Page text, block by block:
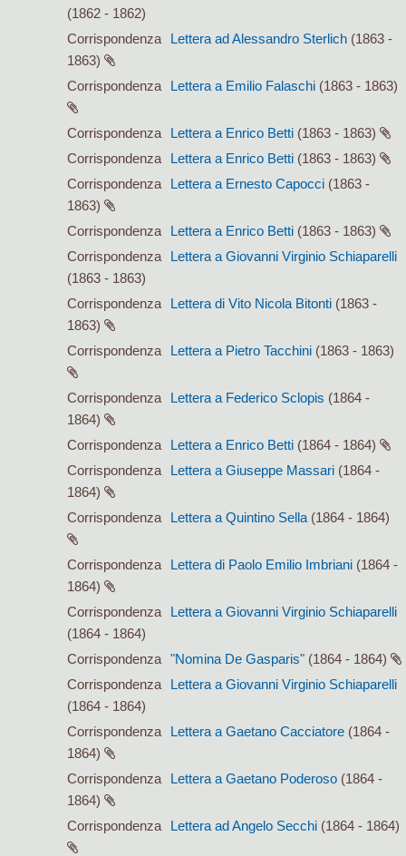
(1862 - 1862)
Corrispondenza
Lettera ad Alessandro Sterlich (1863 -
1863)
Corrispondenza
Lettera a Emilio Falaschi (1863 - 1863)
Corrispondenza Lettera a Enrico Betti (1863 - 1863)
Corrispondenza
Lettera a Enrico Betti (1863 - 1863)
Corrispondenza
Lettera a Ernesto Capocci (1863 -
1863)
Corrispondenza
Lettera a Enrico Betti (1863 - 1863)
Corrispondenza
Lettera a Giovanni Virginio Schiaparelli
(1863 - 1863)
Corrispondenza
Lettera di Vito Nicola Bitonti (1863 -
1863)
Corrispondenza
Lettera a Pietro Tacchini (1863 - 1863)
Corrispondenza Lettera a Federico Sclopis (1864 -
1864)
Corrispondenza
Lettera a Enrico Betti (1864 - 1864)
Corrispondenza
Lettera a Giuseppe Massari (1864 -
1864)
Corrispondenza
Lettera a Quintino Sella (1864 - 1864)
Corrispondenza Lettera di Paolo Emilio Imbriani (1864 -
1864)
Corrispondenza
Lettera a Giovanni Virginio Schiaparelli
(1864 - 1864)
Corrispondenza
"Nomina De Gasparis" (1864 - 1864)
Corrispondenza
Lettera a Giovanni Virginio Schiaparelli
(1864 - 1864)
Corrispondenza
Lettera a Gaetano Cacciatore (1864 -
1864)
Corrispondenza
Lettera a Gaetano Poderoso (1864 -
1864)
Corrispondenza
Lettera ad Angelo Secchi (1864 - 1864)